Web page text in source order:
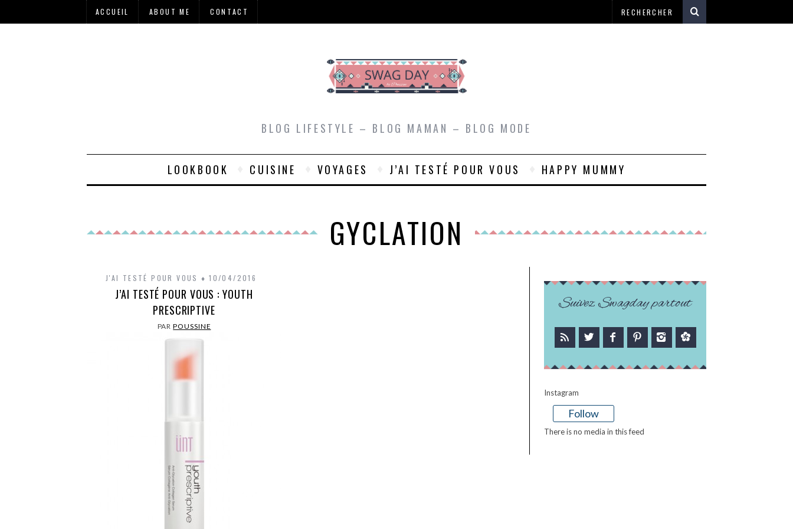
ACCUEIL ABOUT ME CONTACT
BLOG LIFESTYLE – BLOG MAMAN – BLOG MODE
LOOKBOOK CUISINE VOYAGES J’AI TESTÉ POUR VOUS HAPPY MUMMY
GYCLATION
J'AI TESTÉ POUR VOUS 10/04/2016
J’AI TESTÉ POUR VOUS : YOUTH
PRESCRIPTIVE
PARPOUSSINE
Suivez Swagday partout
Instagram
Follow
There is no media in this feed